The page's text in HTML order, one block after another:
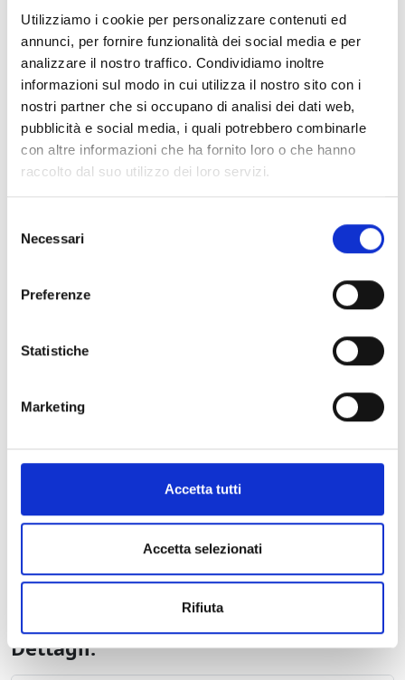
Utilizziamo i cookie per personalizzare contenuti ed
annunci, per fornire funzionalità dei social media e per
analizzare il nostro traffico. Condividiamo inoltre
informazioni sul modo in cui utilizza il nostro sito con i
nostri partner che si occupano di analisi dei dati web,
pubblicità e social media, i quali potrebbero combinarle
con altre informazioni che ha fornito loro o che hanno
raccolto dal suo utilizzo dei loro servizi.
delNecessari
Preferenze
Statistiche
Marketing
Accetta tutti
Accetta selezionati
Rifiuta
Programma del festival
LA FANCIULLA DEL WEST
Venerdì 16 luglio; Venerdì 23 luglio;
Sabato 7 agosto;
MADAMA BUTTERFLY
Sabato 17 luglio; Domenica 25 luglio; Domenica 1
agosto;
Sabato 14 agosto;Domenica 22 agosto
TURANDOT
Domenica 8 agosto; Venerdì 13 agosto;
ROMEO & GIULIETTA – Balletto
28 luglio 2010 ore 21,15
Renée Fleming, soprano
Alberto Veronesi, direttore
Orchestra del Festival Puccini
con la partecipazione del giovane compositore e
Dettagli: